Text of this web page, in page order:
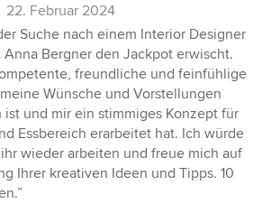
22. Februar 2024
Suche nach einem Interior Designer
Bergner den Jackpot erwischt.
freundliche und feinfühlige
Wünsche und Vorstellungen
und mir ein stimmiges Konzept für
Essbereich erarbeitet hat. Ich würde
wieder arbeiten und freue mich auf
Ihrer kreativen Ideen und Tipps. 10